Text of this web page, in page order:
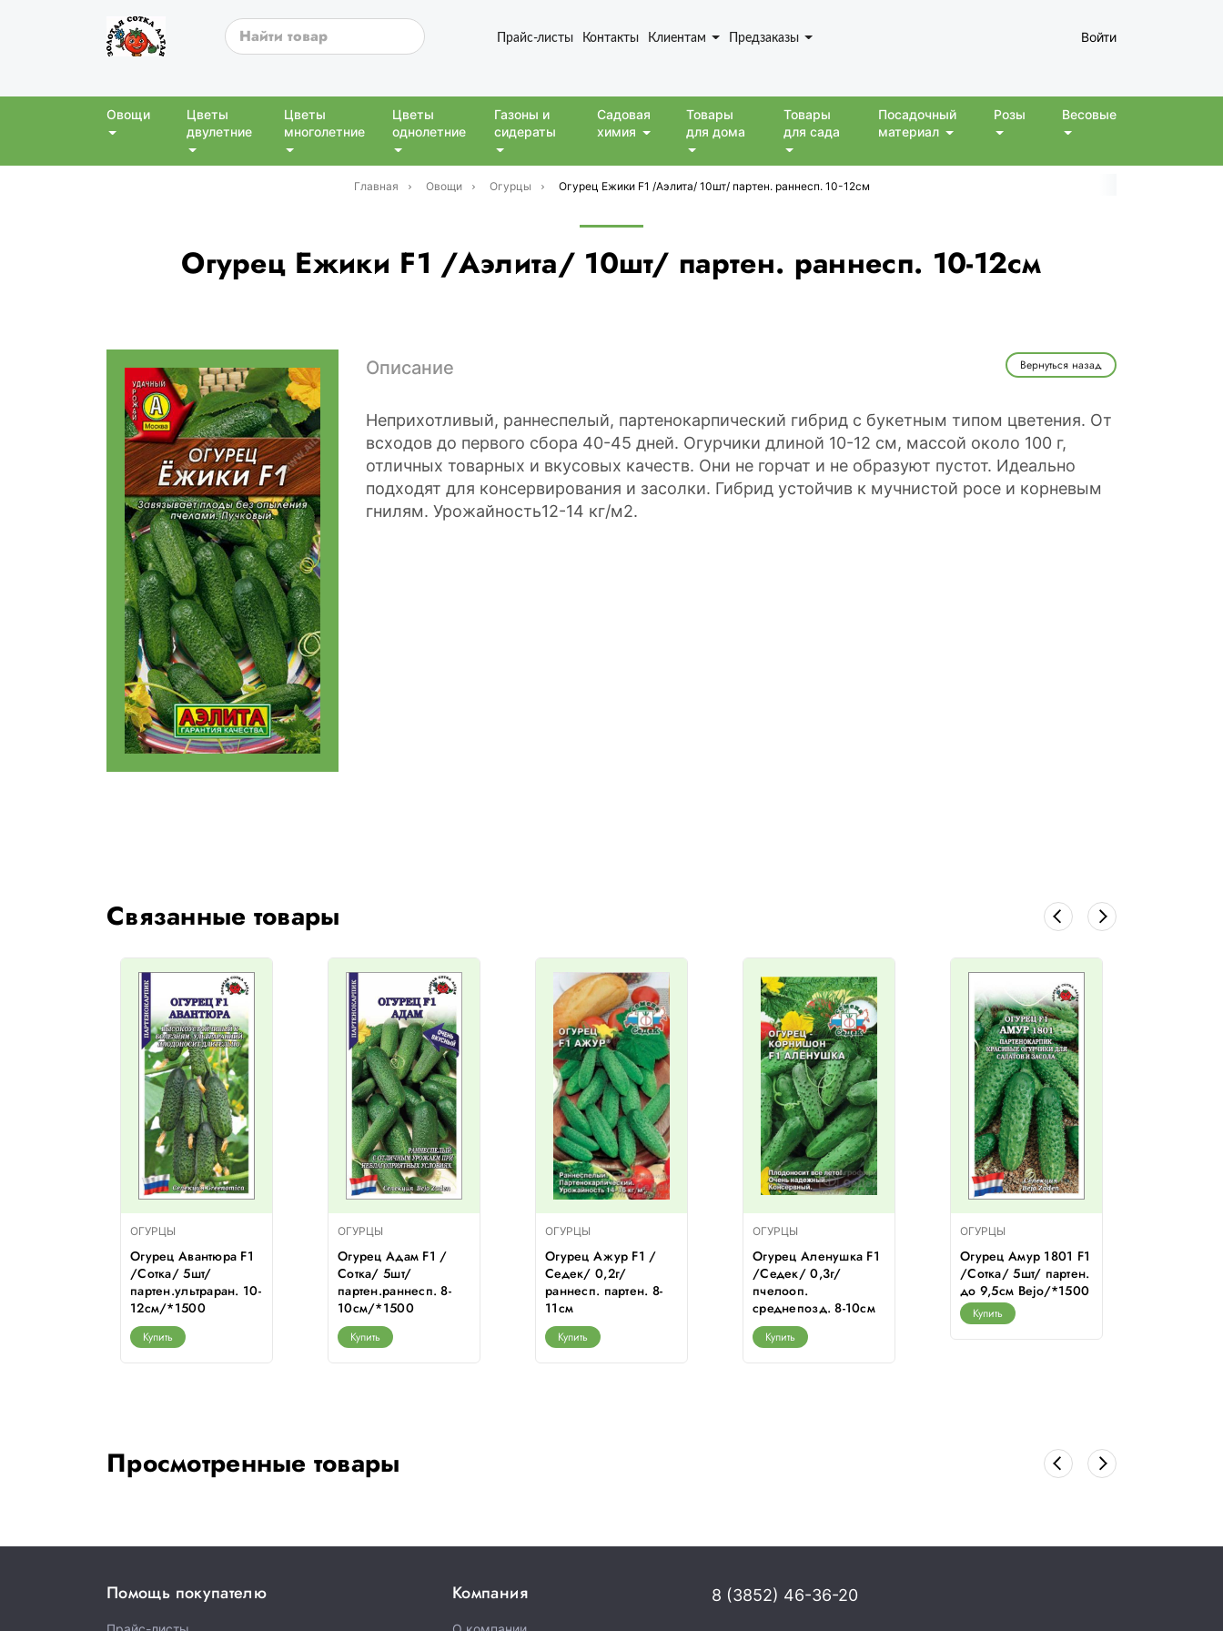
Прайс-листы Контакты Клиентам Предзаказы Войти
Овощи
Цветы
двулетние
Цветы
многолетние
Цветы
однолетние
Газоны и
сидераты
Садовая
химия
Товары
для дома
Товары
для сада
Посадочный
материал
Розы Весовые
Главная Овощи Огурцы Огурец Ежики F1 /Аэлита/ 10шт/ партен. раннесп. 10-12см
Огурец Ежики F1 /Аэлита/ 10шт/ партен. раннесп. 10-12см
Вернуться назад
Описание
Неприхотливый, раннеспелый, партенокарпический гибрид с букетным типом цветения. От
всходов до первого сбора 40-45 дней. Огурчики длиной 10-12 см, массой около 100 г,
отличных товарных и вкусовых качеств. Они не горчат и не образуют пустот. Идеально
подходят для консервирования и засолки. Гибрид устойчив к мучнистой росе и корневым
гнилям. Урожайность12-14 кг/м2.
Связанные товары
ОГУРЦЫ
Огурец Авантюра F1
/Сотка/ 5шт/
партен.ультраран. 10-
12см/*1500
Купить
ОГУРЦЫ
Огурец Адам F1 /
Сотка/ 5шт/
партен.раннесп. 8-
10см/*1500
Купить
ОГУРЦЫ
Огурец Ажур F1 /
Седек/ 0,2г/
раннесп. партен. 8-
11см
Купить
ОГУРЦЫ
Огурец Аленушка F1
/Седек/ 0,3г/
пчелооп.
среднепозд. 8-10см
Купить
ОГУРЦЫ
Огурец Амур 1801 F1
/Сотка/ 5шт/ партен.
до 9,5см Bejo/*1500
Купить
Просмотренные товары
Помощь покупателю Компания 8 (3852) 46-36-20